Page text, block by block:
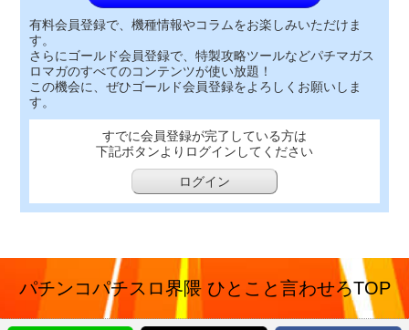
有料会員登録で、機種情報やコラムをお楽しみいただけま
す。
さらにゴールド会員登録で、特製攻略ツールなどパチマガス
ロマガのすべてのコンテンツが使い放題！
この機会に、ぜひゴールド会員登録をよろしくお願いしま
す。
すでに会員登録が完了している方は
下記ボタンよりログインしてください
ログイン
パチンコパチスロ界隈 ひとこと言わせろTOP